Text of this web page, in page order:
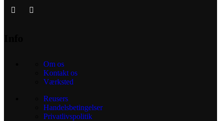
Om os
Kontakt os
Værksted
Reusers
Handelsbetingelser
Privatlivspolitik